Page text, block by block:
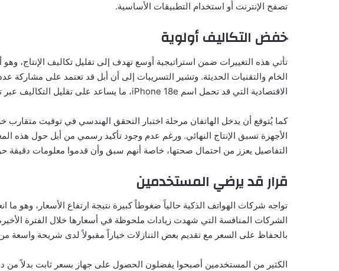
تصفح الإنترنت أو استخدام التطبيقات الأساسية.
خفض التكاليف أولوية
تأتي هذه التغييرات ضمن استراتيجية أوسع تهدف إلى تقليل تكاليف الإنتاج،
الاقتصادية التي قد تحمل اسم iPhone 18e، ما يساعد على تقليل التكاليف عبر توحيد خطوط الإنتاج.
كما يُتوقع أن يدخل الهاتفان مرحلة اختبار التحقق الهندسي في توقيت
الأجهزة تسبق الإنتاج النهائي. ورغم عدم وجود تأكيد رسمي من أبل حول هذه
التفاصيل يعزز من احتمال صحتها، خاصة أنهم سبق وأن قدموا معلومات دقيقة
قرار قد يرضي المستخدمين
تواجه شركات الهواتف الذكية حالياً ضغوطاً كبيرة نتيجة ارتفاع الأسعار، وهو
الشركات المنافسة التي شهدت زيادات ملحوظة في أسعارها خلال الفترة
بالحفاظ على السعر مع تقديم بعض التنازلات خياراً مقبولاً لدى شريحة واسعة
الكثير من المستخدمين أصبحوا يفضلون الحصول على جهاز بسعر ثابت بدلاً من